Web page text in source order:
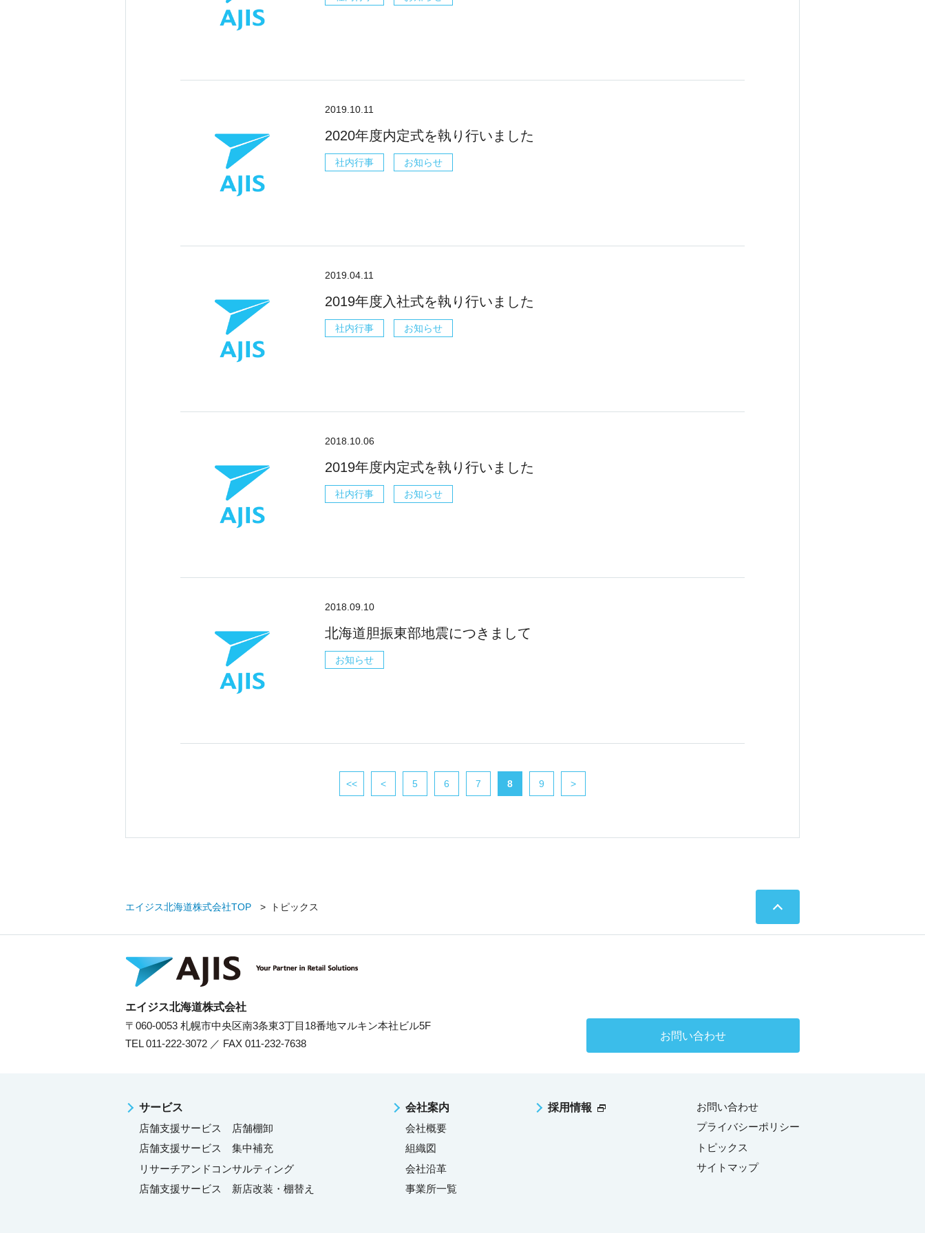
2019.10.11
2020年度内定式を執り行いました
社内行事 お知らせ
2019.04.11
2019年度入社式を執り行いました
社内行事 お知らせ
2018.10.06
2019年度内定式を執り行いました
社内行事 お知らせ
2018.09.10
北海道胆振東部地震につきまして
お知らせ
<< < 5 6 7 8 9 >
エイジス北海道株式会社TOP トピックス
エイジス北海道株式会社
〒060-0053 札幌市中央区南3条東3丁目18番地マルキン本社ビル5F
TEL 011-222-3072 ／ FAX 011-232-7638
お問い合わせ
サービス
店舗支援サービス 店舗棚卸
店舗支援サービス 集中補充
リサーチアンドコンサルティング
店舗支援サービス 新店改装・棚替え
会社案内
会社概要
組織図
会社沿革
事業所一覧
採用情報
お問い合わせ
プライバシーポリシー
トピックス
サイトマップ